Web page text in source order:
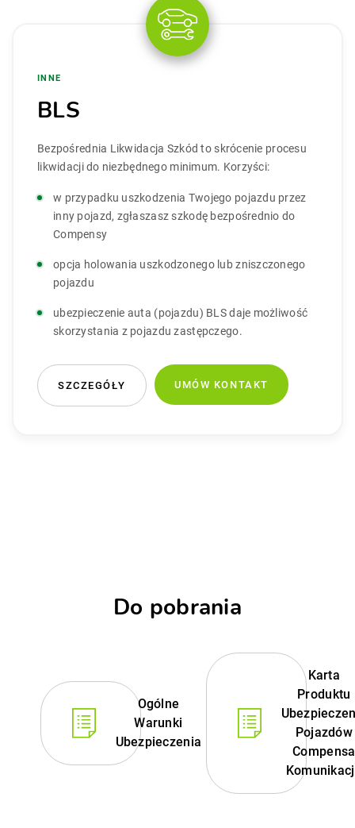
INNE
BLS
Bezpośrednia Likwidacja Szkód to skrócenie procesu
likwidacji do niezbędnego minimum. Korzyści:
w przypadku uszkodzenia Twojego pojazdu przez
inny pojazd, zgłaszasz szkodę bezpośrednio do
Compensy
opcja holowania uszkodzonego lub zniszczonego
pojazdu
ubezpieczenie auta (pojazdu) BLS daje możliwość
skorzystania z pojazdu zastępczego.
SZCZEGÓŁY UMÓW KONTAKT
Do pobrania
Ogólne
Warunki
Ubezpieczenia
Karta
Produktu
Pojazdów
Compensa